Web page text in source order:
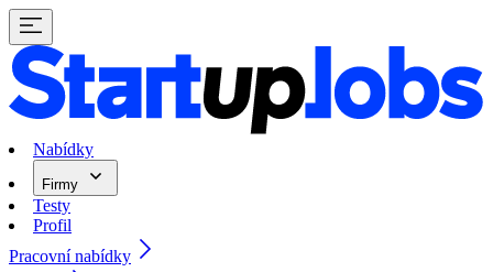
Nabídky
Firmy
Testy
Profil
Pracovní nabídky